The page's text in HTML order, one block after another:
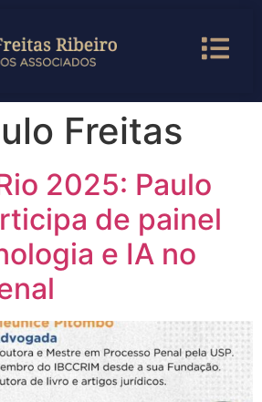
Freitas
2025: Paulo
de painel
e IA no